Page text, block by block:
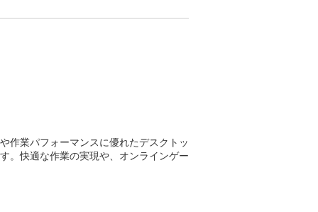
作業パフォーマンスに優れたデスクトッ
。快適な作業の実現や、オンラインゲー